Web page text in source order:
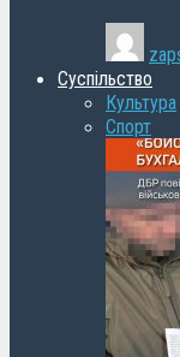
Суспільство
Культура
Спорт